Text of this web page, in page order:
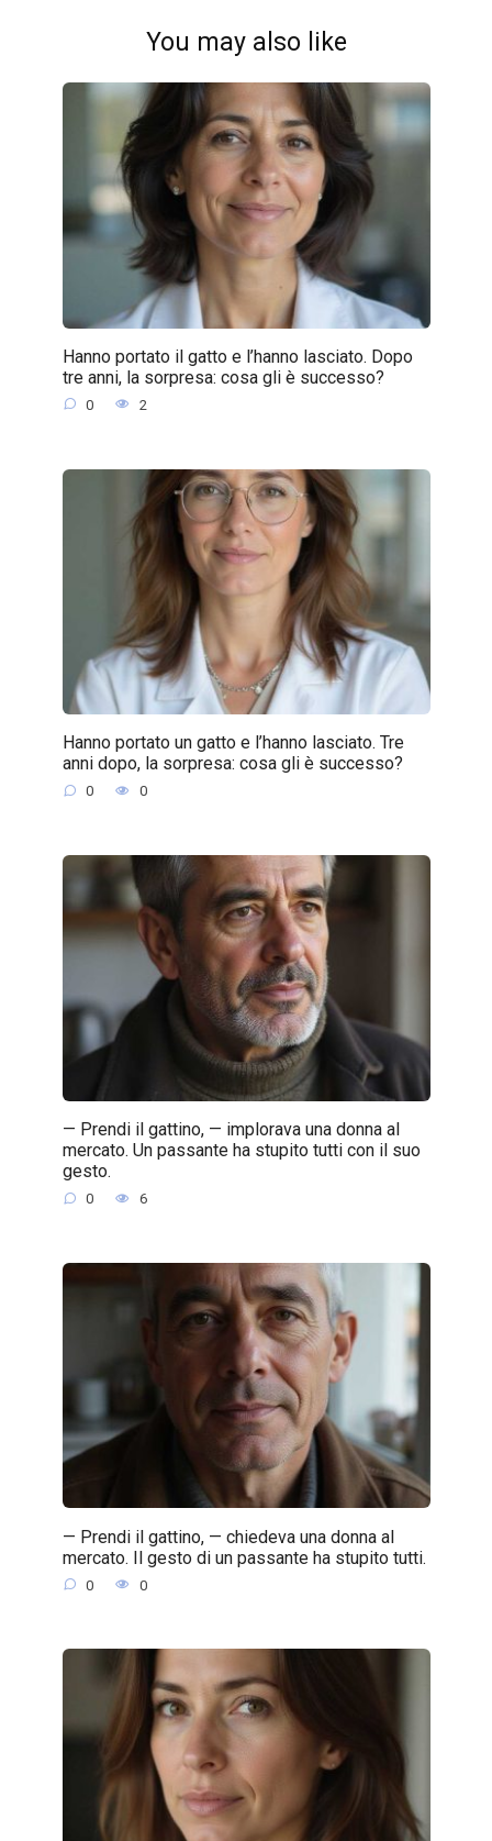
You may also like
Hanno portato il gatto e l’hanno lasciato. Dopo
tre anni, la sorpresa: cosa gli è successo?
0 2
Hanno portato un gatto e l’hanno lasciato. Tre
anni dopo, la sorpresa: cosa gli è successo?
0 0
— Prendi il gattino, — implorava una donna al
mercato. Un passante ha stupito tutti con il suo
gesto.
0 6
— Prendi il gattino, — chiedeva una donna al
mercato. Il gesto di un passante ha stupito tutti.
0 0